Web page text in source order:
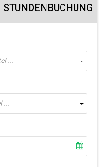
STUNDENBUCHUNG
...
...